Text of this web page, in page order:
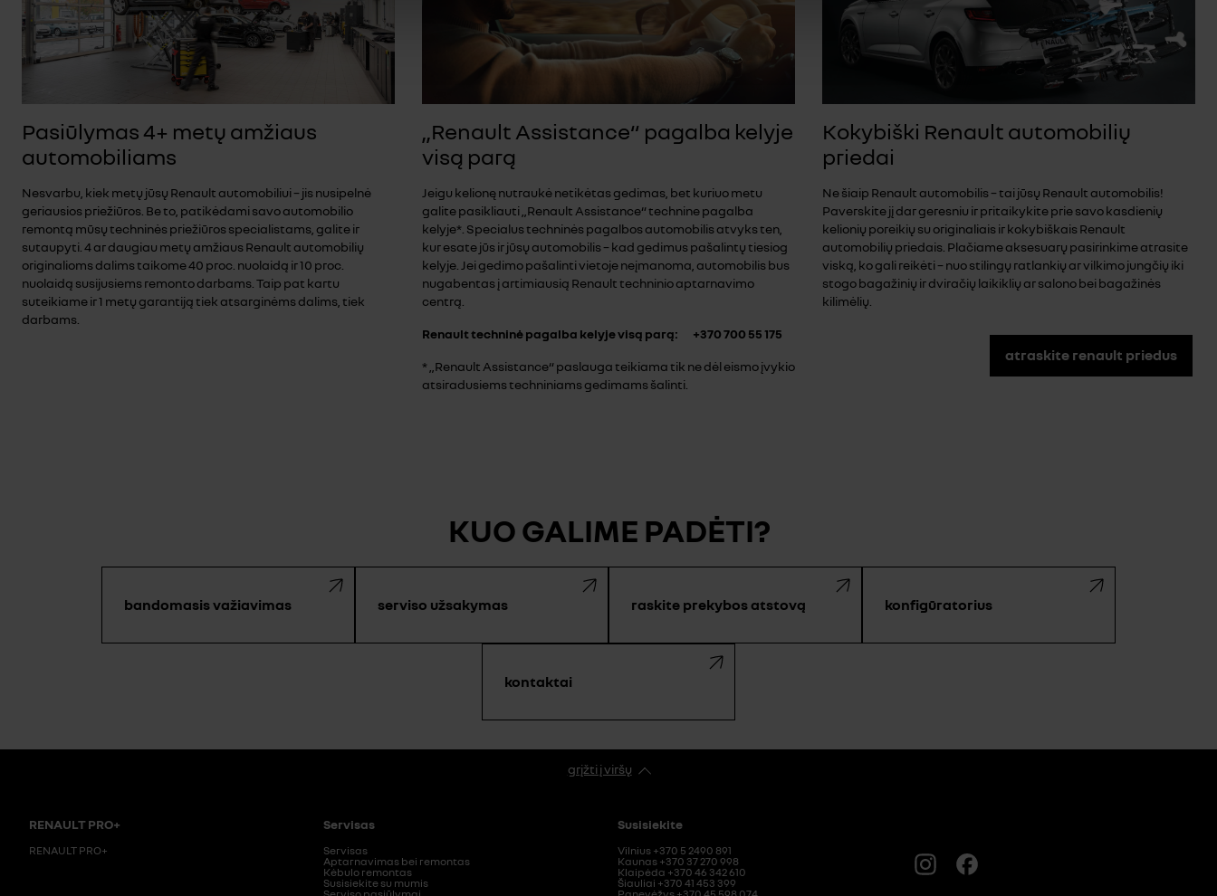
Pasiūlymas 4+ metų amžiaus
automobiliams
Nesvarbu, kiek metų jūsų Renault automobiliui – jis nusipelnė
geriausios priežiūros. Be to, patikėdami savo automobilio
remontą mūsų techninės priežiūros specialistams, galite ir
sutaupyti. 4 ar daugiau metų amžiaus Renault automobilių
originalioms dalims taikome 40 proc. nuolaidą ir 10 proc.
nuolaidą susijusiems remonto darbams. Taip pat kartu
suteikiame ir 1 metų garantiją tiek atsarginėms dalims, tiek
darbams.
„Renault Assistance“ pagalba kelyje
visą parą
Jeigu kelionę nutraukė netikėtas gedimas, bet kuriuo metu
galite pasikliauti „Renault Assistance“ technine pagalba
kelyje*. Specialus techninės pagalbos automobilis atvyks ten,
kur esate jūs ir jūsų automobilis – kad gedimus pašalintų tiesiog
kelyje. Jei gedimo pašalinti vietoje neįmanoma, automobilis bus
nugabentas į artimiausią Renault techninio aptarnavimo
centrą.
Renault techninė pagalba kelyje visą parą: +370 700 55 175
* „Renault Assistance“ paslauga teikiama tik ne dėl eismo įvykio
atsiradusiems techniniams gedimams šalinti.
Kokybiški Renault automobilių
priedai
Ne šiaip Renault automobilis – tai jūsų Renault automobilis!
Paverskite jį dar geresniu ir pritaikykite prie savo kasdienių
kelionių poreikių su originaliais ir kokybiškais Renault
automobilių priedais. Plačiame aksesuarų pasirinkime atrasite
viską, ko gali reikėti – nuo stilingų ratlankių ar vilkimo jungčių iki
stogo bagažinių ir dviračių laikiklių ar salono bei bagažinės
kilimėlių.
atraskite renault priedus
KUO GALIME PADĖTI?
bandomasis važiavimas serviso užsakymas raskite prekybos atstovą konfigūratorius
kontaktai
grįžti į viršų
RENAULT PRO+
RENAULT PRO+
Servisas
Servisas
Aptarnavimas bei remontas
Kėbulo remontas
Susisiekite su mumis
Susisiekite
Vilnius +370 5 2490 891
Kaunas +370 37 270 998
Klaipėda +370 46 342 610
Šiauliai +370 41 453 399
Instagram